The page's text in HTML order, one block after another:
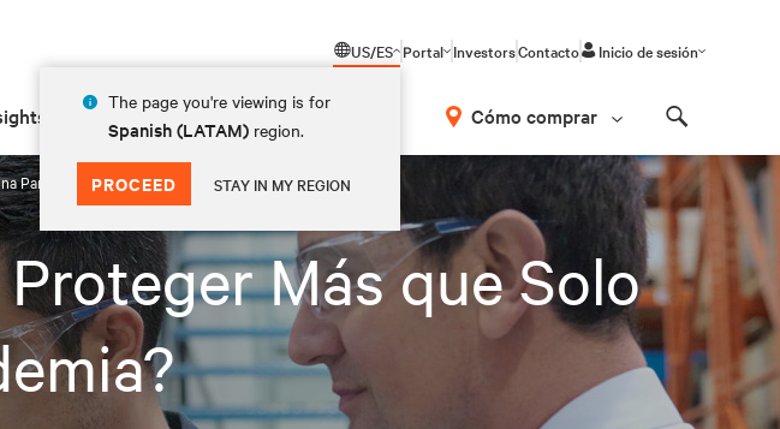
US/ES
The page you're viewing is for
Spanish (LATAM) region.
PROCEED STAY IN MY REGION
Portal InvestorsContacto Inicio de sesión
Acerca de Cómo comprar
Pandemia?
Más que Solo